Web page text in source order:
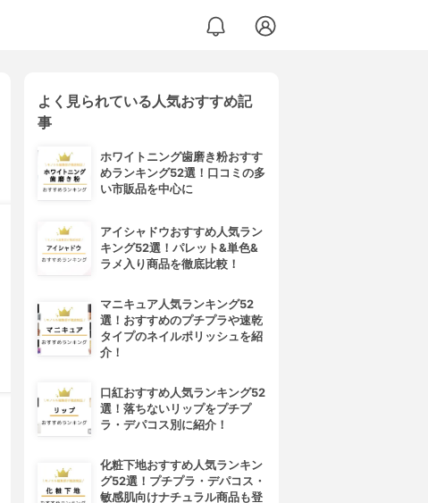
よく見られている人気おすすめ記
事
ホワイトニング歯磨き粉おすす
めランキング52選！口コミの多
い市販品を中心に
アイシャドウおすすめ人気ラン
キング52選！パレット&単色&
ラメ入り商品を徹底比較！
マニキュア人気ランキング52
選！おすすめのプチプラや速乾
タイプのネイルポリッシュを紹
介！
口紅おすすめ人気ランキング52
選！落ちないリップをプチプ
ラ・デパコス別に紹介！
化粧下地おすすめ人気ランキン
グ52選！プチプラ・デパコス・
敏感肌向けナチュラル商品も登